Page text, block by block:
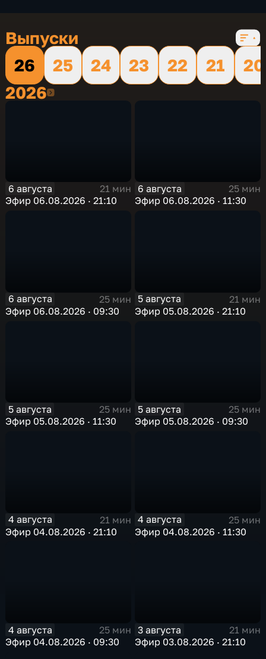
Выпуски
26
25 24 23 22 21
20
20262026
6 августа
21 мин
Эфир 06.08.2026 · 21:10
6 августа
25 мин
Эфир 06.08.2026 · 11:30
6 августа
25 мин
Эфир 06.08.2026 · 09:30
5 августа
21 мин
Эфир 05.08.2026 · 21:10
5 августа
25 мин
Эфир 05.08.2026 · 11:30
5 августа
25 мин
Эфир 05.08.2026 · 09:30
4 августа
21 мин
Эфир 04.08.2026 · 21:10
4 августа
25 мин
Эфир 04.08.2026 · 11:30
4 августа
25 мин
Эфир 04.08.2026 · 09:30
3 августа
21 мин
Эфир 03.08.2026 · 21:10